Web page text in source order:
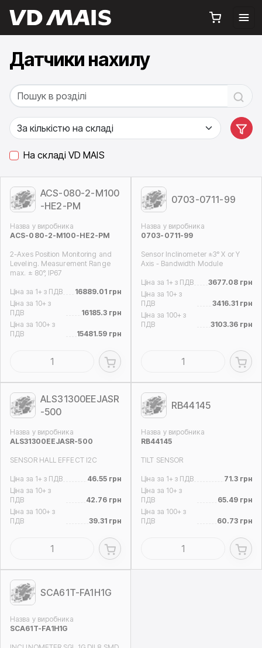
Датчики нахилу
На складі VD MAIS
ACS-080-2-M100
-HE2-PM
Назва у виробника
ACS-080-2-M100-HE2-PM
2-Axes Position Monitoring and
Leveling. Measurement Range
max. ± 80°, IP67
Ціна за 1+ з ПДВ
16889.01 грн
Ціна за 10+ з
ПДВ
16185.3 грн
Ціна за 100+ з
ПДВ
15481.59 грн
0703-0711-99
Назва у виробника
0703-0711-99
Sensor Inclinometer ±3° X or Y
Axis - Bandwidth Module
Ціна за 1+ з ПДВ
3677.08 грн
Ціна за 10+ з
ПДВ
3416.31 грн
Ціна за 100+ з
ПДВ
3103.36 грн
ALS31300EEJASR
-500
Назва у виробника
ALS31300EEJASR-500
SENSOR HALL EFFECT I2C
Ціна за 1+ з ПДВ
46.55 грн
Ціна за 10+ з
ПДВ
42.76 грн
Ціна за 100+ з
ПДВ
39.31 грн
RB44145
Назва у виробника
RB44145
TILT SENSOR
Ціна за 1+ з ПДВ
71.3 грн
Ціна за 10+ з
ПДВ
65.49 грн
Ціна за 100+ з
ПДВ
60.73 грн
SCA61T-FA1H1G
Назва у виробника
SCA61T-FA1H1G